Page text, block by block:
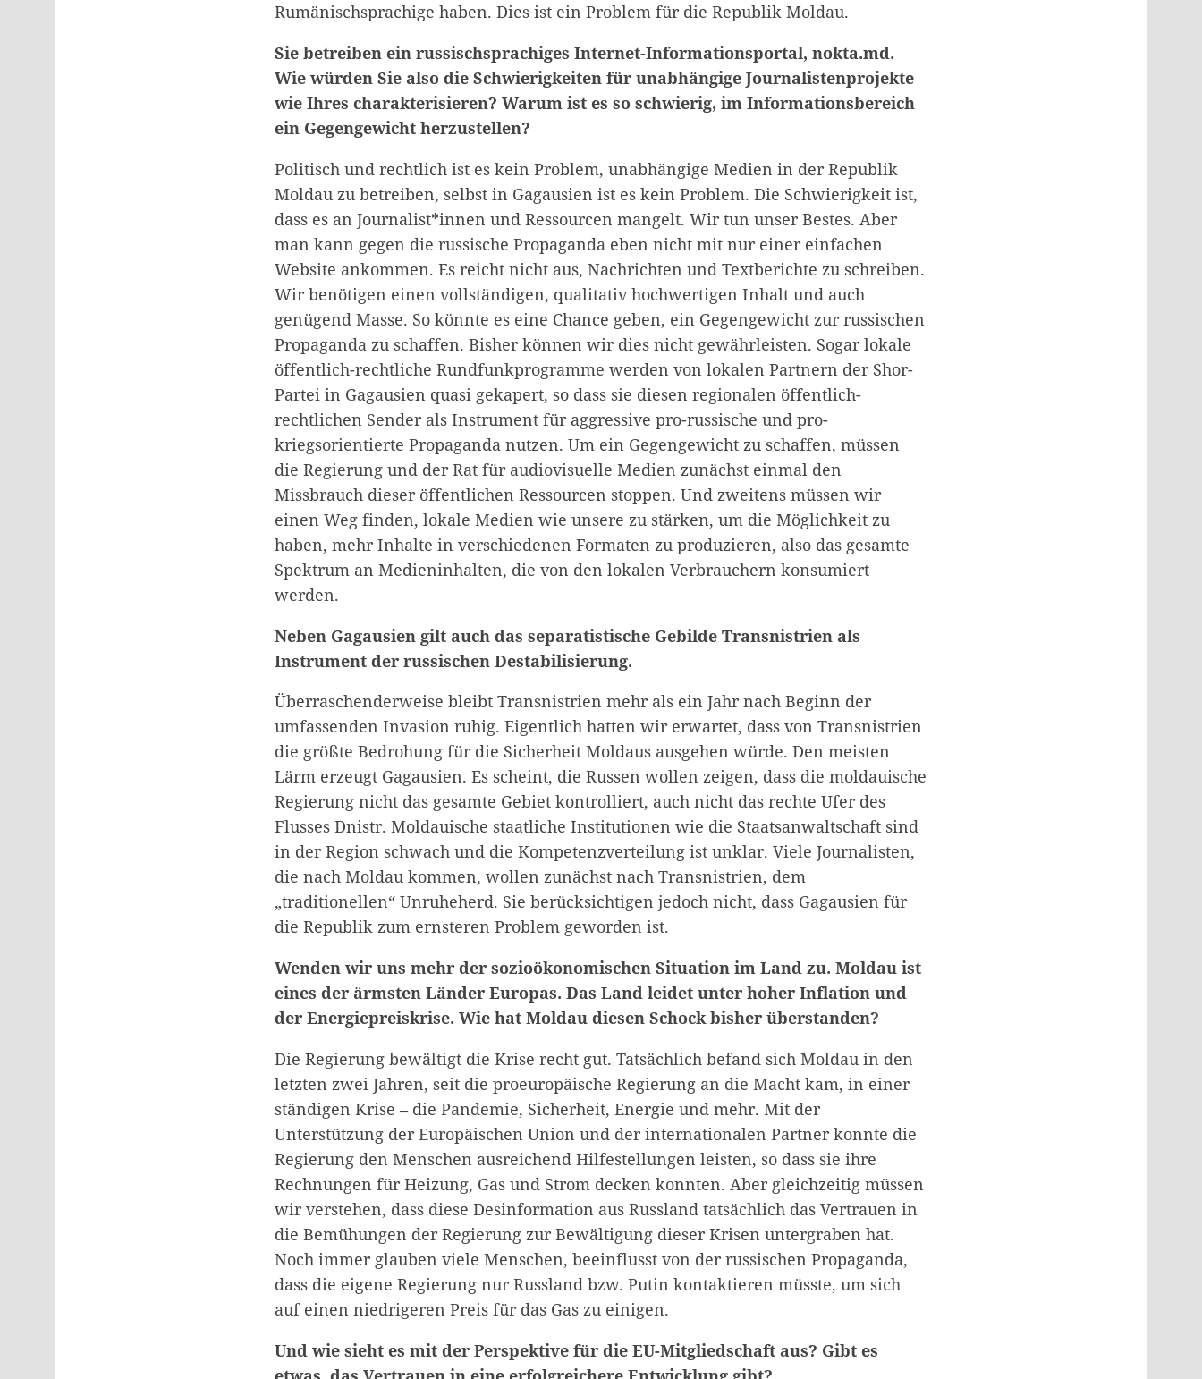
Rumänischsprachige haben. Dies ist ein Problem für die Republik Moldau.
Sie betreiben ein russischsprachiges Internet-Informationsportal, nokta.md.
Wie würden Sie also die Schwierigkeiten für unabhängige Journalistenprojekte
wie Ihres charakterisieren? Warum ist es so schwierig, im Informationsbereich
ein Gegengewicht herzustellen?
Politisch und rechtlich ist es kein Problem, unabhängige Medien in der Republik
Moldau zu betreiben, selbst in Gagausien ist es kein Problem. Die Schwierigkeit ist,
dass es an Journalist*innen und Ressourcen mangelt. Wir tun unser Bestes. Aber
man kann gegen die russische Propaganda eben nicht mit nur einer einfachen
Website ankommen. Es reicht nicht aus, Nachrichten und Textberichte zu schreiben.
Wir benötigen einen vollständigen, qualitativ hochwertigen Inhalt und auch
genügend Masse. So könnte es eine Chance geben, ein Gegengewicht zur russischen
Propaganda zu schaffen. Bisher können wir dies nicht gewährleisten. Sogar lokale
öffentlich-rechtliche Rundfunkprogramme werden von lokalen Partnern der Shor-
Partei in Gagausien quasi gekapert, so dass sie diesen regionalen öffentlich-
rechtlichen Sender als Instrument für aggressive pro-russische und pro-
kriegsorientierte Propaganda nutzen. Um ein Gegengewicht zu schaffen, müssen
die Regierung und der Rat für audiovisuelle Medien zunächst einmal den
Missbrauch dieser öffentlichen Ressourcen stoppen. Und zweitens müssen wir
einen Weg finden, lokale Medien wie unsere zu stärken, um die Möglichkeit zu
haben, mehr Inhalte in verschiedenen Formaten zu produzieren, also das gesamte
Spektrum an Medieninhalten, die von den lokalen Verbrauchern konsumiert
werden.
Neben Gagausien gilt auch das separatistische Gebilde Transnistrien als
Instrument der russischen Destabilisierung.
Überraschenderweise bleibt Transnistrien mehr als ein Jahr nach Beginn der
umfassenden Invasion ruhig. Eigentlich hatten wir erwartet, dass von Transnistrien
die größte Bedrohung für die Sicherheit Moldaus ausgehen würde. Den meisten
Lärm erzeugt Gagausien. Es scheint, die Russen wollen zeigen, dass die moldauische
Regierung nicht das gesamte Gebiet kontrolliert, auch nicht das rechte Ufer des
Flusses Dnistr. Moldauische staatliche Institutionen wie die Staatsanwaltschaft sind
in der Region schwach und die Kompetenzverteilung ist unklar. Viele Journalisten,
die nach Moldau kommen, wollen zunächst nach Transnistrien, dem
„traditionellen“ Unruheherd. Sie berücksichtigen jedoch nicht, dass Gagausien für
die Republik zum ernsteren Problem geworden ist.
Wenden wir uns mehr der sozioökonomischen Situation im Land zu. Moldau ist
eines der ärmsten Länder Europas. Das Land leidet unter hoher Inflation und
der Energiepreiskrise. Wie hat Moldau diesen Schock bisher überstanden?
Die Regierung bewältigt die Krise recht gut. Tatsächlich befand sich Moldau in den
letzten zwei Jahren, seit die proeuropäische Regierung an die Macht kam, in einer
ständigen Krise – die Pandemie, Sicherheit, Energie und mehr. Mit der
Unterstützung der Europäischen Union und der internationalen Partner konnte die
Regierung den Menschen ausreichend Hilfestellungen leisten, so dass sie ihre
Rechnungen für Heizung, Gas und Strom decken konnten. Aber gleichzeitig müssen
wir verstehen, dass diese Desinformation aus Russland tatsächlich das Vertrauen in
die Bemühungen der Regierung zur Bewältigung dieser Krisen untergraben hat.
Noch immer glauben viele Menschen, beeinflusst von der russischen Propaganda,
dass die eigene Regierung nur Russland bzw. Putin kontaktieren müsste, um sich
auf einen niedrigeren Preis für das Gas zu einigen.
Und wie sieht es mit der Perspektive für die EU-Mitgliedschaft aus? Gibt es